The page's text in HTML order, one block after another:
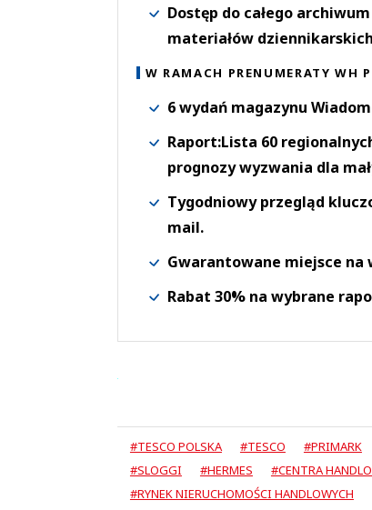
Dostęp do całego
materiałów dziennikarskich
W RAMACH PRENUMERATY WH
6 wydań magazynu
Raport:Lista 60
prognozy wyzwania dla
Tygodniowy przegląd
mail.
Gwarantowane miejsce na
Rabat 30% na wybrane
#TESCO POLSKA #TESCO #PRIMARK
#SLOGGI
#HERMES #CENTRA
#RYNEK NIERUCHOMOŚCI HANDLOWYCH